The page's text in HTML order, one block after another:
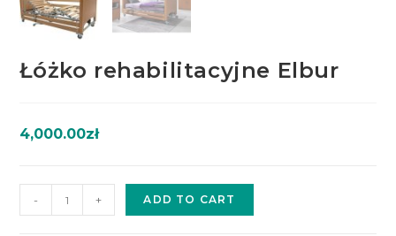
Łóżko rehabilitacyjne Elbur
4,000.00zł
- + ADD TO CART